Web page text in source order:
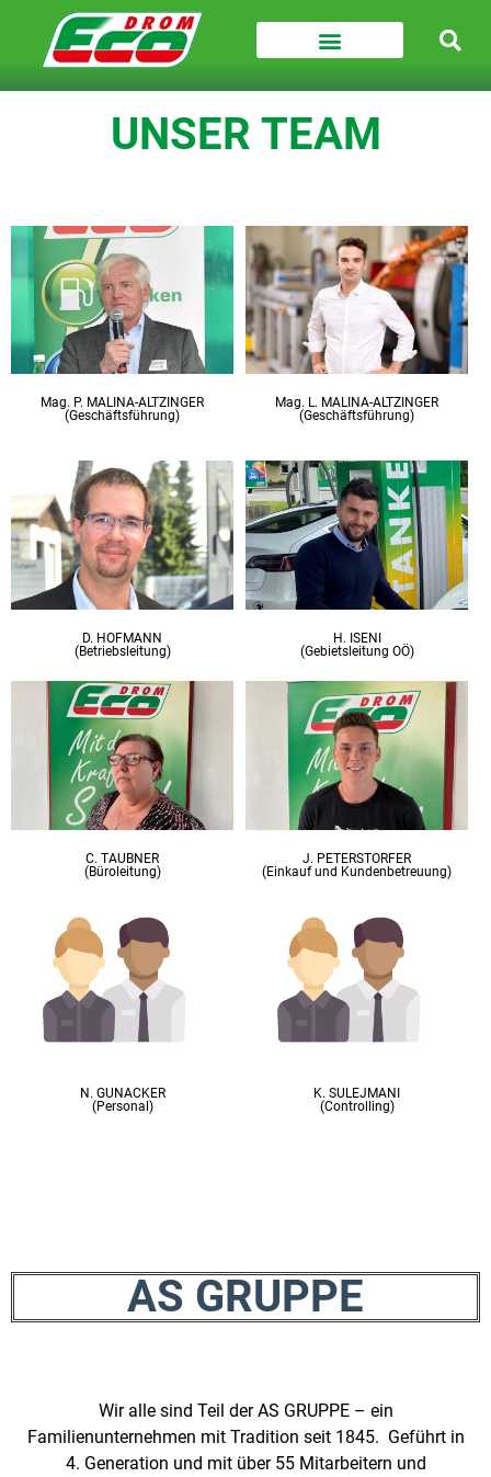
UNSER TEAM
Mag. P. MALINA-ALTZINGER
(Geschäftsführung)
Mag. L. MALINA-ALTZINGER
(Geschäftsführung)
D. HOFMANN
(Betriebsleitung)
H. ISENI
(Gebietsleitung OÖ)
C. TAUBNER
(Büroleitung)
J. PETERSTORFER
(Einkauf und Kundenbetreuung)
N. GUNACKER
(Personal)
K. SULEJMANI
(Controlling)
AS GRUPPE
Wir alle sind Teil der AS GRUPPE – ein
Familienunternehmen mit Tradition seit 1845. Geführt in
4. Generation und mit über 55 Mitarbeitern und